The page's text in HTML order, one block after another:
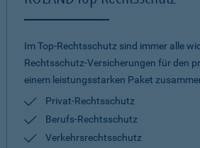
Im Top-Rechtsschutz sind immer alle
Rechtsschutz-Versicherungen für den
einem leistungsstarken Paket
Privat-Rechtsschutz
Berufs-Rechtsschutz
Verkehrsrechtsschutz